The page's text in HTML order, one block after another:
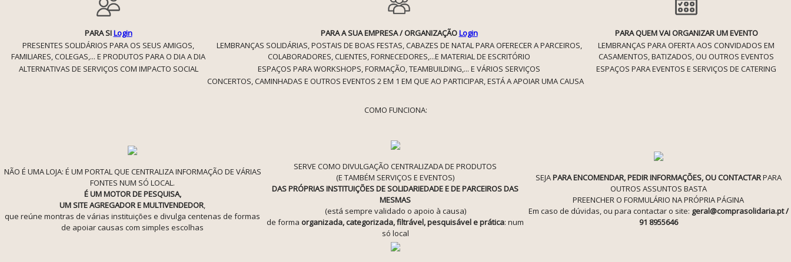
PARA SILogin PARA A SUA EMPRESA / ORGANIZAÇÃOLogin
PARA QUEM VAI ORGANIZAR UM EVENTO
PRESENTES SOLIDÁRIOS PARA OS SEUS AMIGOS,
FAMILIARES, COLEGAS,... E PRODUTOS PARA O DIA A DIA
LEMBRANÇAS SOLIDÁRIAS, POSTAIS DE BOAS FESTAS, CABAZES DE NATAL PARA OFERECER A PARCEIROS,
COLABORADORES, CLIENTES, FORNECEDORES,...E MATERIAL DE ESCRITÓRIO
LEMBRANÇAS PARA OFERTA AOS CONVIDADOS EM
CASAMENTOS, BATIZADOS, OU OUTROS EVENTOS
ALTERNATIVAS DE SERVIÇOS COM IMPACTO SOCIAL
ESPAÇOS PARA WORKSHOPS, FORMAÇÃO, TEAMBUILDING,... E VÁRIOS SERVIÇOS
ESPAÇOS PARA EVENTOS E SERVIÇOS DE CATERING
CONCERTOS, CAMINHADAS E OUTROS EVENTOS 2 EM 1 EM QUE AO PARTICIPAR, ESTÁ A APOIAR UMA CAUSA
COMO FUNCIONA:
NÃO É UMA LOJA: É UM PORTAL QUE CENTRALIZA INFORMAÇÃO DE VÁRIAS
FONTES NUM SÓ LOCAL.
É UM MOTOR DE PESQUISA,
UM SITE AGREGADOR E MULTIVENDEDOR,
que reúne montras de várias instituições e divulga centenas de formas
de apoiar causas com simples escolhas
SERVE COMO DIVULGAÇÃO CENTRALIZADA DE PRODUTOS
(E TAMBÉM SERVIÇOS E EVENTOS)
DAS PRÓPRIAS INSTITUIÇÕES DE SOLIDARIEDADE E DE PARCEIROS DAS
MESMAS
(está sempre validado o apoio à causa)
de forma organizada, categorizada, filtrável, pesquisável e prática: num
só local
SEJAPARA ENCOMENDAR, PEDIR INFORMAÇÕES, OU CONTACTARPARA
OUTROS ASSUNTOS BASTA
PREENCHER O FORMULÁRIO NA PRÓPRIA PÁGINA
Em caso de dúvidas, ou para contactar o site: geral@comprasolidaria.pt /
91 8955646